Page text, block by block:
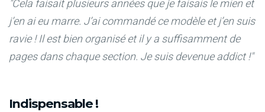
"Cela faisait plusieurs années que je faisais le mien et
j’en ai eu marre. J’ai commandé ce modèle et j’en suis
ravie ! Il est bien organisé et il y a suffisamment de
pages dans chaque section. Je suis devenue addict !"
Indispensable !